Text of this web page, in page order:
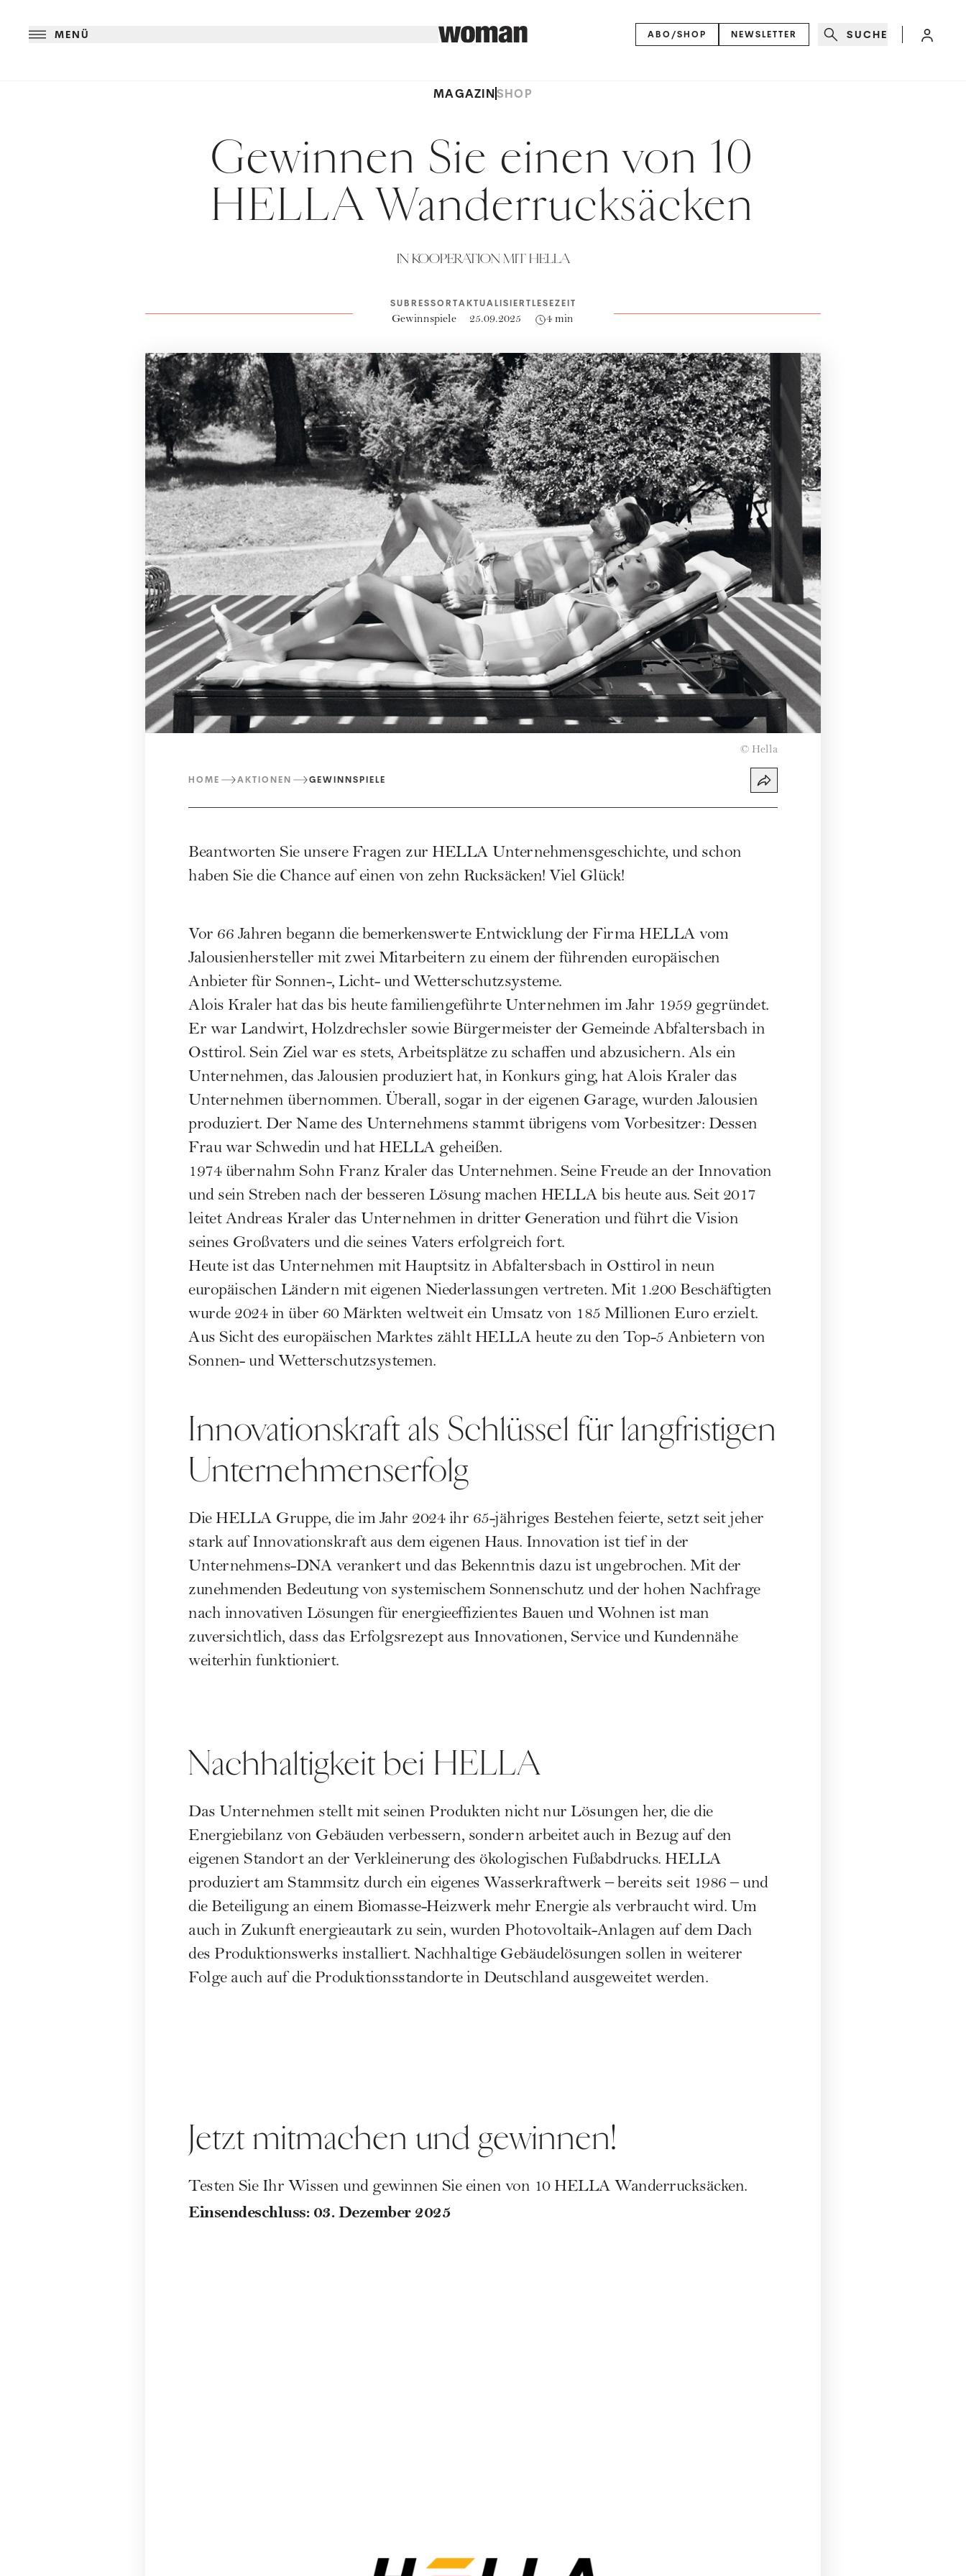
MENÜ ABO/SHOP NEWSLETTER SUCHE
MAGAZINSHOP
Gewinnen Sie einen von 10
HELLA Wanderrucksäcken
IN KOOPERATION MIT HELLA
SUBRESSORT
Gewinnspiele
AKTUALISIERT
25.09.2025
LESEZEIT
4 min
© Hella
HOME AKTIONEN GEWINNSPIELE
Beantworten Sie unsere Fragen zur HELLA Unternehmensgeschichte, und schon
haben Sie die Chance auf einen von zehn Rucksäcken! Viel Glück!
Vor 66 Jahren begann die bemerkenswerte Entwicklung der Firma HELLA vom
Jalousienhersteller mit zwei Mitarbeitern zu einem der führenden europäischen
Anbieter für Sonnen-, Licht- und Wetterschutzsysteme.
Alois Kraler hat das bis heute familiengeführte Unternehmen im Jahr 1959 gegründet.
Er war Landwirt, Holzdrechsler sowie Bürgermeister der Gemeinde Abfaltersbach in
Osttirol. Sein Ziel war es stets, Arbeitsplätze zu schaffen und abzusichern. Als ein
Unternehmen, das Jalousien produziert hat, in Konkurs ging, hat Alois Kraler das
Unternehmen übernommen. Überall, sogar in der eigenen Garage, wurden Jalousien
produziert. Der Name des Unternehmens stammt übrigens vom Vorbesitzer: Dessen
Frau war Schwedin und hat HELLA geheißen.
1974 übernahm Sohn Franz Kraler das Unternehmen. Seine Freude an der Innovation
und sein Streben nach der besseren Lösung machen HELLA bis heute aus. Seit 2017
leitet Andreas Kraler das Unternehmen in dritter Generation und führt die Vision
seines Großvaters und die seines Vaters erfolgreich fort.
Heute ist das Unternehmen mit Hauptsitz in Abfaltersbach in Osttirol in neun
europäischen Ländern mit eigenen Niederlassungen vertreten. Mit 1.200 Beschäftigten
wurde 2024 in über 60 Märkten weltweit ein Umsatz von 185 Millionen Euro erzielt.
Aus Sicht des europäischen Marktes zählt HELLA heute zu den Top-5 Anbietern von
Sonnen- und Wetterschutzsystemen.
Innovationskraft als Schlüssel für langfristigen
Unternehmenserfolg
Die HELLA Gruppe, die im Jahr 2024 ihr 65-jähriges Bestehen feierte, setzt seit jeher
stark auf Innovationskraft aus dem eigenen Haus. Innovation ist tief in der
Unternehmens-DNA verankert und das Bekenntnis dazu ist ungebrochen. Mit der
zunehmenden Bedeutung von systemischem Sonnenschutz und der hohen Nachfrage
nach innovativen Lösungen für energieeffizientes Bauen und Wohnen ist man
zuversichtlich, dass das Erfolgsrezept aus Innovationen, Service und Kundennähe
weiterhin funktioniert.
Nachhaltigkeit bei HELLA
Das Unternehmen stellt mit seinen Produkten nicht nur Lösungen her, die die
Energiebilanz von Gebäuden verbessern, sondern arbeitet auch in Bezug auf den
eigenen Standort an der Verkleinerung des ökologischen Fußabdrucks. HELLA
produziert am Stammsitz durch ein eigenes Wasserkraftwerk – bereits seit 1986 – und
die Beteiligung an einem Biomasse-Heizwerk mehr Energie als verbraucht wird. Um
auch in Zukunft energieautark zu sein, wurden Photovoltaik-Anlagen auf dem Dach
des Produktionswerks installiert. Nachhaltige Gebäudelösungen sollen in weiterer
Folge auch auf die Produktionsstandorte in Deutschland ausgeweitet werden.
Jetzt mitmachen und gewinnen!
Testen Sie Ihr Wissen und gewinnen Sie einen von 10 HELLA Wanderrucksäcken.
Einsendeschluss: 03. Dezember 2025